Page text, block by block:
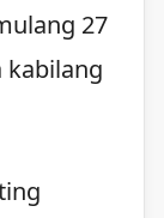
27
kabilang